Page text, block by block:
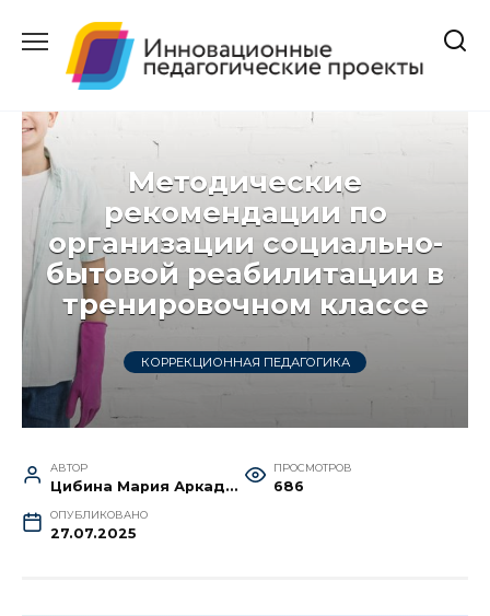
содержанию
Методические
рекомендации по
организации социально-
бытовой реабилитации в
тренировочном классе
КОРРЕКЦИОННАЯ ПЕДАГОГИКА
АВТОР
Цибина Мария Аркадьевна
ПРОСМОТРОВ
686
ОПУБЛИКОВАНО
27.07.2025